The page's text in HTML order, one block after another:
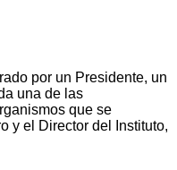
por un Presidente, un
una de las
que se
y el Director del Instituto,